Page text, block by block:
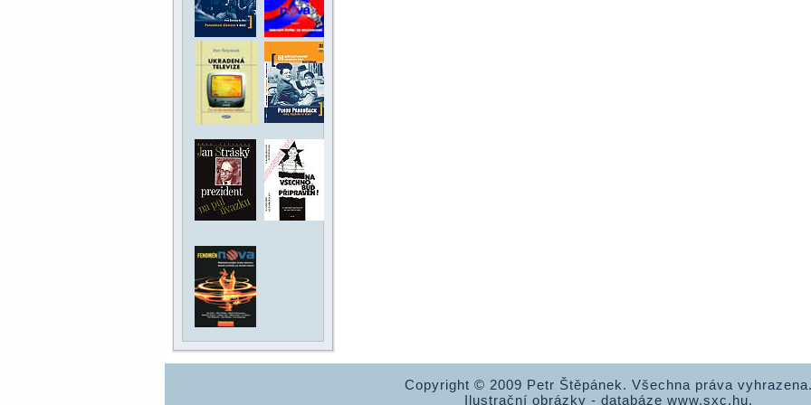
Copyright © 2009 Petr Štěpánek. Všechna práva
Ilustrační obrázky - databáze www.sxc.hu.